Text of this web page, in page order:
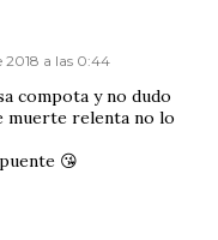
2018 a las 0:44
compota y no dudo
muerte relenta no lo
😘